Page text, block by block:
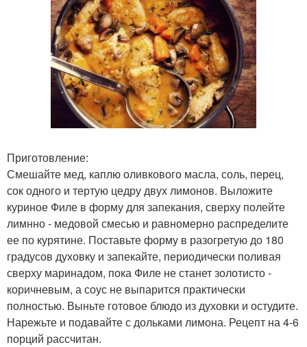
Приготовление:
Смешайте мед, каплю оливкового масла, соль, перец,
сок одного и тертую цедру двух лимонов. Выложите
куриное Филе в форму для запекания, сверху полейте
лимнно - медовой смесью и равномерно распределите
ее по курятине. Поставьте форму в разогретую до 180
градусов духовку и запекайте, периодически поливая
сверху маринадом, пока Филе не станет золотисто -
коричневым, а соус не выпарится практически
полностью. Выньте готовое блюдо из духовки и остудите.
Нарежьте и подавайте с дольками лимона. Рецепт на 4-6
порций рассчитан.